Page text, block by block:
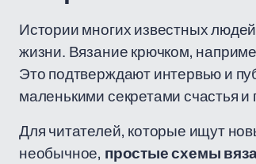
Истории многих известных
жизни. Вязание крючком,
Это подтверждают интервью и
маленькими секретами счастья и
Для читателей, которые ищут
необычное, простые схемы